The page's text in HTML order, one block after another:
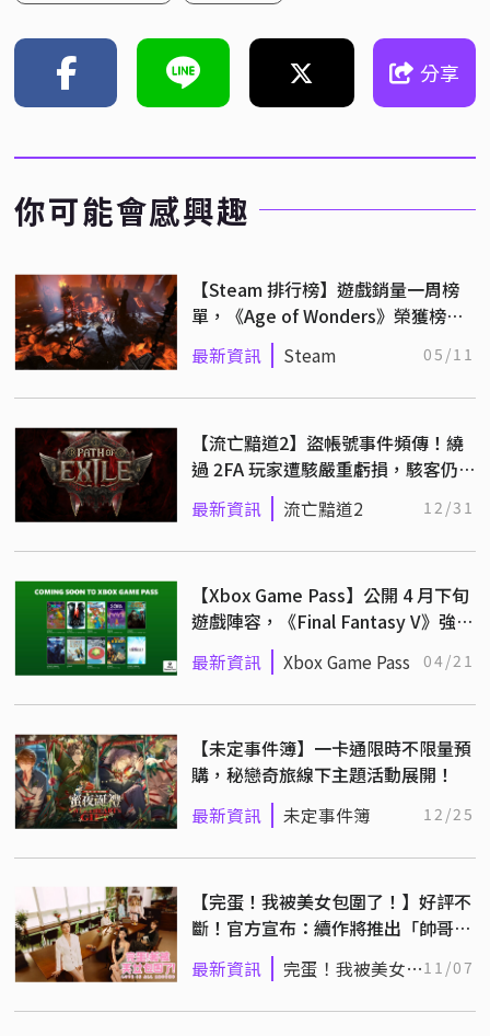
分享
你可能會感興趣
【Steam 排行榜】遊戲銷量一周榜
單，《Age of Wonders》榮獲榜首
（5/2~5/9）
最新資訊 Steam 05/11
【流亡黯道2】盜帳號事件頻傳！繞
過 2FA 玩家遭駭嚴重虧損，駭客仍
未受制裁
最新資訊 流亡黯道2 12/31
【Xbox Game Pass】公開 4 月下旬
遊戲陣容，《Final Fantasy V》強勢
登場
最新資訊 Xbox Game Pass 04/21
【未定事件簿】一卡通限時不限量預
購，秘戀奇旅線下主題活動展開！
最新資訊 未定事件簿 12/25
【完蛋！我被美女包圍了！】好評不
斷！官方宣布：續作將推出「帥哥包
圍」！
最新資訊
完蛋！我被美女包 11/07